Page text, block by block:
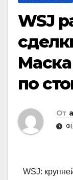
WSJ
по
От
WSJ: